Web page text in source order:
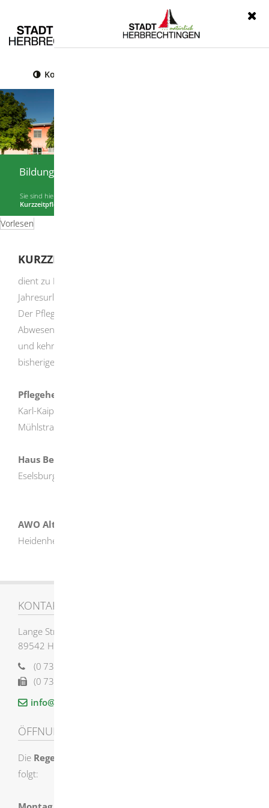
Kontrast
Bildung & Soziales
Sie sind hier:
Kurzzeitpflege
Vorlesen
KURZZEITPFLEGE
dient zu Entlastung der pflegenden Angehörigen bei
Jahresurlaub, Kur oder bei eigener Erkrankung.
Der Pflegebedürftige lebt während der vorrübergehenen
Abwesenheit der pflegenden Angehörigen im Pflegeheim
und kehrt nach der Kurzeitpflege wieder in seinen
bisherigen Lebensbereich zurück.
Pflegeheime:
Karl-Kaipf-Heim
Mühlstraße 11, Tel.: 07324 / 96190
Haus Benedikt
Eselsburger Str. 14, Tel.: 07324 / 98940
AWO Altenpflegeheim Bolheim
Heidenheimer Str. 36, Tel.: 07324 / 98 99 980
KONTAKT
Lange Straße 58
89542 Herbrechtingen
(0 73
(0 73
info@herbrechtingen.de
ÖFFNUNGSZEITEN
Die Regelöffnungszeiten
folgt: